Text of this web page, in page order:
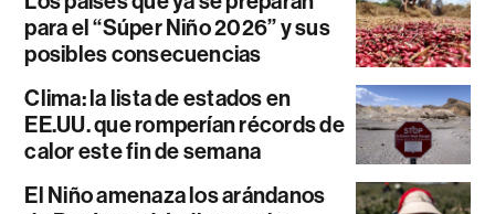
para el “Súper Niño 2026” y sus
posibles consecuencias
Clima: la lista de estados en
EE.UU. que romperían récords de
calor este fin de semana
El Niño amenaza los arándanos